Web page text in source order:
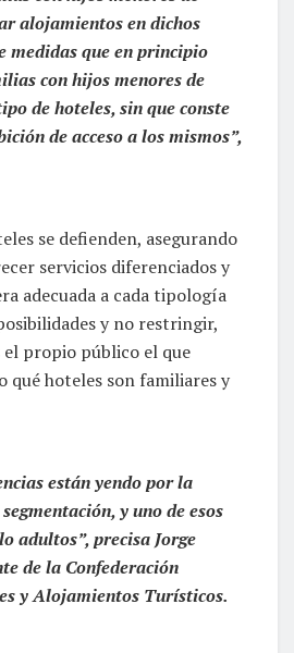
alojamientos en dichos
medidas que en principio
con hijos menores de
de hoteles, sin que conste
de acceso a los mismos”,
se defienden, asegurando
servicios diferenciados y
adecuada a cada tipología
y no restringir,
el propio público el que
qué hoteles son familiares y
están yendo por la
y uno de esos
adultos”, precisa Jorge
de la Confederación
y Alojamientos Turísticos.